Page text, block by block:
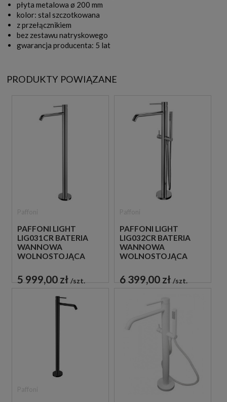
płyta metalowa ø 200 mm
kolor: stal szczotkowana
z przełącznikiem
bez zestawu natryskowego
gwarancja producenta: 5 lat
PRODUKTY POWIĄZANE
PAFFONI LIGHT
LIG031CR BATERIA
WANNOWA
WOLNOSTOJĄCA
5 999,00 zł szt.
PAFFONI LIGHT
LIG032CR BATERIA
WANNOWA
WOLNOSTOJĄCA
6 399,00 zł szt.